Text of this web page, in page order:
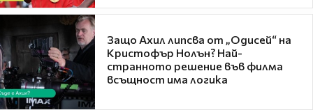
Защо Ахил липсва от „Одисей“ на
Кристофър Нолън? Най-
странното решение във филма
всъщност има логика